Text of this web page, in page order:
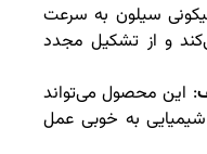
سیلون به سرعت
و از تشکیل مجدد
: این محصول می‌تواند
به خوبی عمل